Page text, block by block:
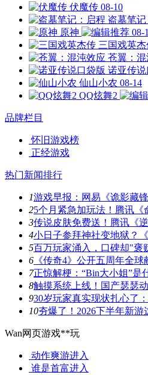
伏魔传 08-10
盗墓笔
原神
08-
三国戏英杰
苍翼：
诺亚传说
仙山小农 08-14
QQ炫舞2
品牌栏目
怀旧游戏榜
正经游戏
热门新闻排行
1游戏早报：网易《诡影藏
25个月紧急加玩法！腾讯
3传说皮肤免费送！腾讯《
4小日子参拜神社变地狱？
5百万玩家涌入，口碑却"褒
6 《传奇4》公开五周年全
7正惊解梗：“Bin大小姐”是
8触摸系统上线！国产瑟瑟
930岁玩家真实现状扎心了
10夯爆了！2026下半年新
Wan网页游戏**玩
动作爽游进入
谁是首富进入